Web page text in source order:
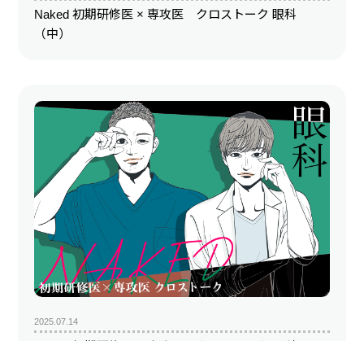
Naked 初期研修医 × 専攻医 クロストーク 眼科
（中）
2025.07.14